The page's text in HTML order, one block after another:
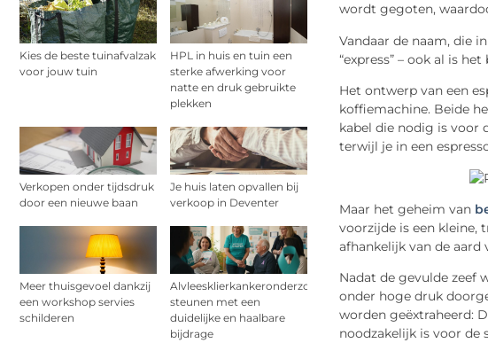
Kies de beste tuinafvalzak
voor jouw tuin
HPL in huis en tuin een
sterke afwerking voor
natte en druk gebruikte
plekken
Verkopen onder tijdsdruk
door een nieuwe baan
Je huis laten opvallen bij
verkoop in Deventer
Meer thuisgevoel dankzij
een workshop servies
schilderen
Alvleesklierkankeronderzoek
steunen met een
duidelijke en haalbare
bijdrage
wordt gegoten,
Vandaar de naam, die
“express” – ook al is
Het ontwerp van een
koffiemachine. Beide
kabel die nodig is voor
terwijl je in een
Maar het geheim van
voorzijde is een kleine,
afhankelijk van de aard
Nadat de gevulde zeef
onder hoge druk
worden geëxtraheerd:
noodzakelijk is voor de